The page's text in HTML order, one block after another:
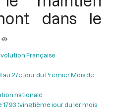
dans le
Française
au 27e jour du Premier Mois de
nationale
(vingtième jour du ler mois